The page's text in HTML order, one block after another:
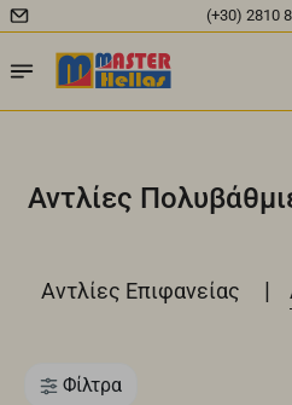
(+30) 2810
Αντλίες
Αντλίες Επιφανείας |
Φίλτρα